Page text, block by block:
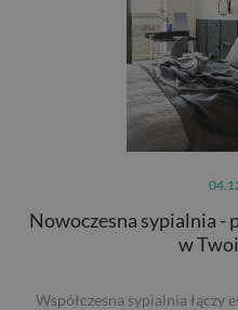
Nowoczesna sypialnia -
w
Współczesna sypialnia łączy